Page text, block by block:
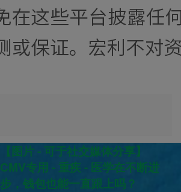
【图片 - 可于社交媒体分享】
CMV专用 - 重疾 - 医学在不断进
步，钱包也能一直跟上吗？